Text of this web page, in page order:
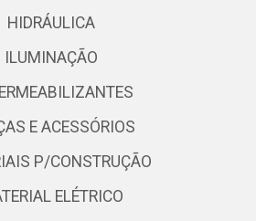
HIDRÁULICA
ILUMINAÇÃO
E ACESSÓRIOS
P/CONSTRUÇÃO
ELÉTRICO